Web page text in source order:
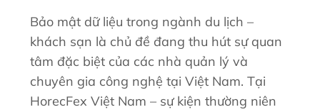
Bảo mật dữ liệu trong ngành du lịch –
khách sạn là chủ đề đang thu hút sự quan
tâm đặc biệt của các nhà quản lý và
chuyên gia công nghệ tại Việt Nam. Tại
HorecFex Việt Nam – sự kiện thường niên